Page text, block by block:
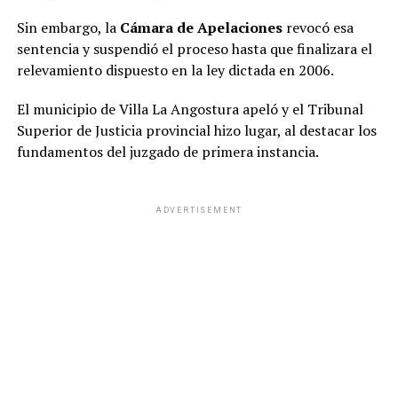
Sin embargo, la Cámara de Apelacionesrevocó esa
sentencia y suspendió el proceso hasta que finalizara el
relevamiento dispuesto en la ley dictada en 2006.
El municipio de Villa La Angostura apeló y el Tribunal
Superior de Justicia provincial hizo lugar, al destacar los
fundamentos del juzgado de primera instancia.
ADVERTISEMENT